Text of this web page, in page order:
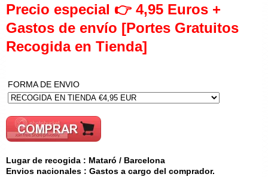
Precio especial 👉 4,95 Euros +
Gastos de envío [Portes Gratuitos
Recogida en Tienda]
FORMA DE ENVIO
Lugar de recogida : Mataró / Barcelona
Envios nacionales : Gastos a cargo del comprador.